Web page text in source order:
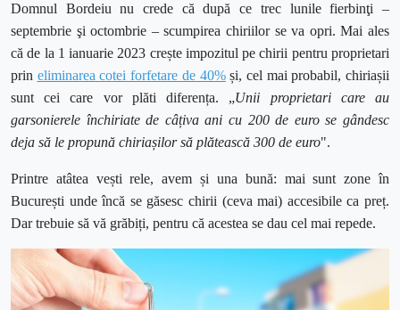
Domnul Bordeiu nu crede că după ce trec lunile fierbinţi –
septembrie şi octombrie – scumpirea chiriilor se va opri. Mai ales
că de la 1 ianuarie 2023 crește impozitul pe chirii pentru proprietari
prin eliminarea cotei forfetare de 40%și, cel mai probabil, chiriașii
sunt cei care vor plăti diferența. „Unii proprietari care au
garsonierele închiriate de câțiva ani cu 200 de euro se gândesc
deja să le propună chiriașilor să plătească 300 de euro".
Printre atâtea vești rele, avem și una bună: mai sunt zone în
București unde încă se găsesc chirii (ceva mai) accesibile ca preț.
Dar trebuie să vă grăbiți, pentru că acestea se dau cel mai repede.